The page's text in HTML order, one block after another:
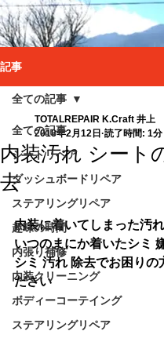
記事
全ての記事
シートリペア
ダッシュボードリペア
ステアリングリペア
趣味の時間
内張り補修
内装クリーニング
ボディーコーテイング
ステアリングリペア
全ての記事
内装汚れ シート
去
TOTALREPAIR K.Craft 井上
2018年2月12日 読了時間: 1分
内装に着いてしまった汚
いつのまにか着いたシミ
シミ 汚れ 除去でお困りの
ださい